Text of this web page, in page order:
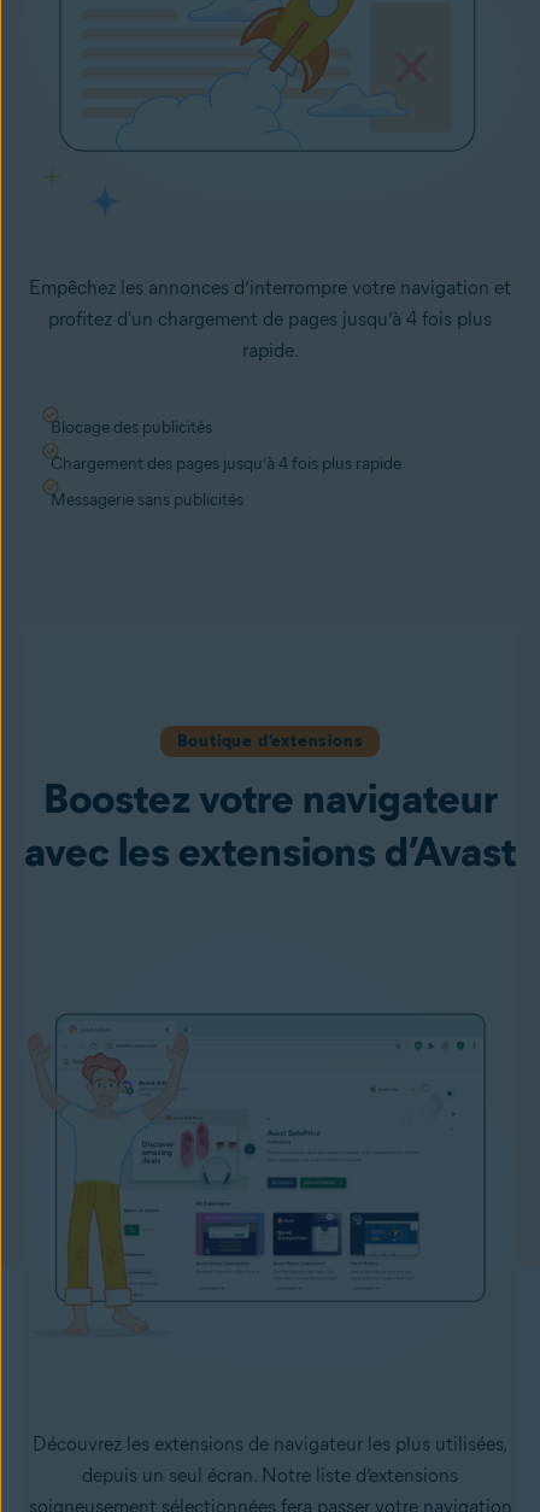
Empêchez les annonces d’interrompre votre navigation et
profitez d'un chargement de pages jusqu’à 4 fois plus
rapide.
Blocage des publicités
Chargement des pages jusqu’à 4 fois plus rapide
Messagerie sans publicités
Boutique d’extensions
Boostez votre navigateur
avec les extensions d’Avast
Découvrez les extensions de navigateur les plus utilisées,
depuis un seul écran. Notre liste d’extensions
soigneusement sélectionnées fera passer votre navigation